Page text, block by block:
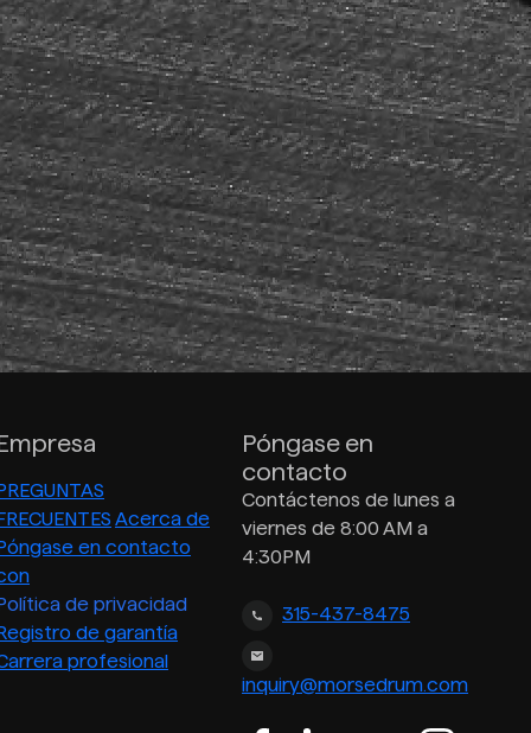
Acerca de
en contacto
de privacidad
de garantía
profesional
Póngase en
contacto
Contáctenos de lunes a
viernes de 8:00 AM a
4:30PM
315-437-8475
inquiry@morsedrum.com